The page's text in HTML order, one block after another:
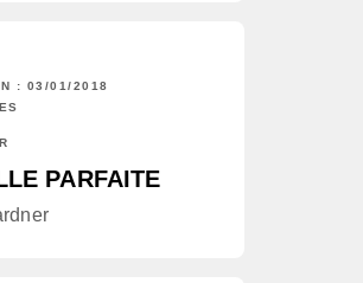
: 03/01/2018
PARFAITE